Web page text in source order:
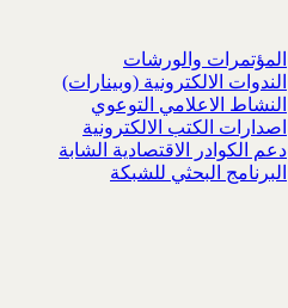
المؤتمرات والورشات
الندوات الالكترونية (وبينارات)
النشاط الاعلامي التوعوي
اصدارات الكتب الالكترونية
دعم الكوادر الاقتصادية الشابة
البرنامج البحثي للشبكة